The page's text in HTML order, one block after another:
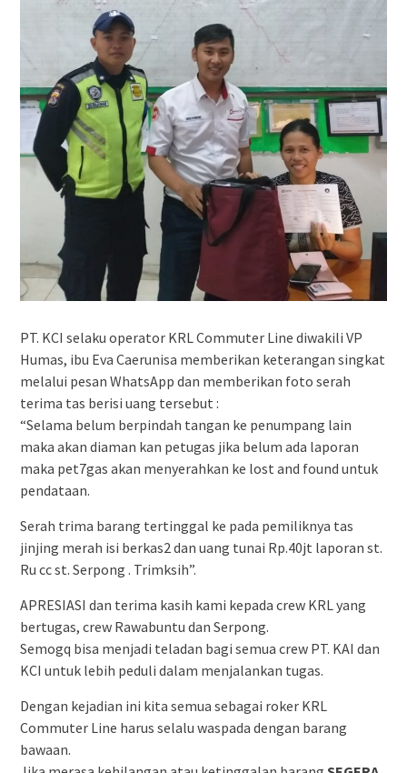
PT. KCI selaku operator KRL Commuter Line diwakili VP
Humas, ibu Eva Caerunisa memberikan keterangan singkat
melalui pesan WhatsApp dan memberikan foto serah
terima tas berisi uang tersebut :
“Selama belum berpindah tangan ke penumpang lain
maka akan diaman kan petugas jika belum ada laporan
maka pet7gas akan menyerahkan ke lost and found untuk
pendataan.
Serah trima barang tertinggal ke pada pemiliknya tas
jinjing merah isi berkas2 dan uang tunai Rp.40jt laporan st.
Ru cc st. Serpong . Trimksih”.
APRESIASI dan terima kasih kami kepada crew KRL yang
bertugas, crew Rawabuntu dan Serpong.
Semogq bisa menjadi teladan bagi semua crew PT. KAI dan
KCI untuk lebih peduli dalam menjalankan tugas.
Dengan kejadian ini kita semua sebagai roker KRL
Commuter Line harus selalu waspada dengan barang
bawaan.